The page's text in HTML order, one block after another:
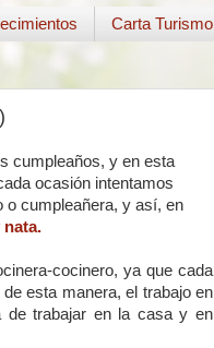
Carta Turismo
cumpleaños, y en esta
ocasión intentamos
o cumpleañera, y así, en
nata.
cocinero, ya que cada
esta manera, el trabajo en
de trabajar en la casa y en